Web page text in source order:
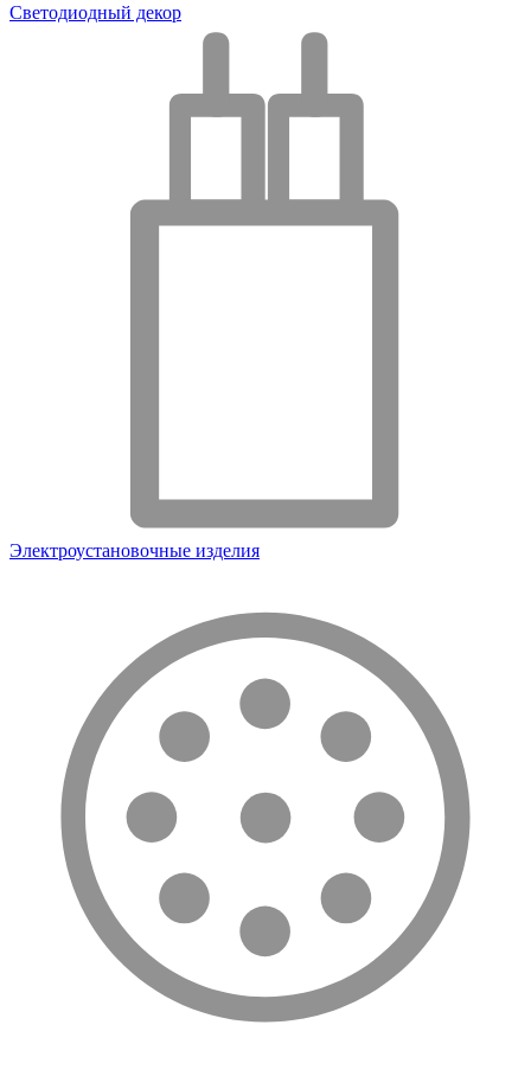
Светодиодный декор
Электроустановочные изделия